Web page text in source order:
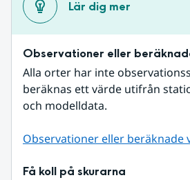
Lär dig mer
Observationer eller
Alla orter har inte
beräknas ett värde utifrån
och modelldata.
Observationer eller beräknade
Få koll på skurarna